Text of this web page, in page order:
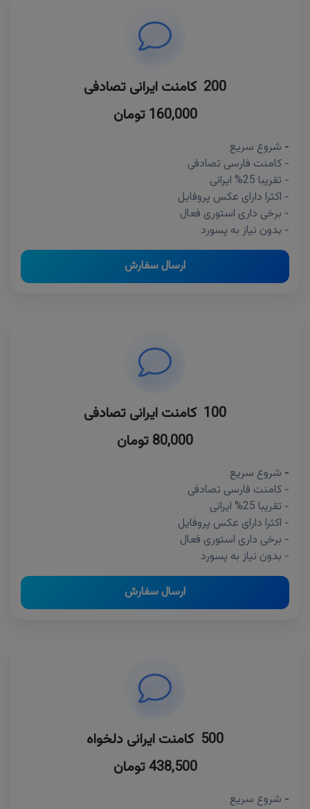
200 کامنت ایرانی تصادفی
160,000 تومان
- شروع سریع
- کامنت فارسی تصادفی
- تقریبا 25% ایرانی
- اکثرا دارای عکس پروفایل
- برخی داری استوری فعال
- بدون نیاز به پسورد
ارسال سفارش
100 کامنت ایرانی تصادفی
80,000 تومان
- شروع سریع
- کامنت فارسی تصادفی
- تقریبا 25% ایرانی
- اکثرا دارای عکس پروفایل
- برخی داری استوری فعال
- بدون نیاز به پسورد
ارسال سفارش
500 کامنت ایرانی دلخواه
438,500 تومان
- شروع سریع